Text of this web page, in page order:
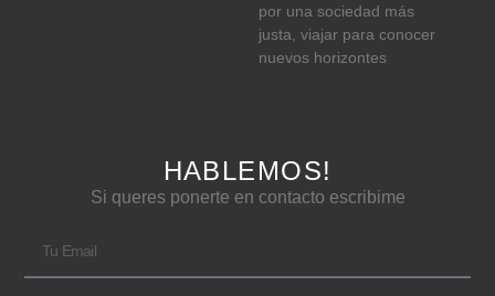
por una sociedad más
justa, viajar para conocer
nuevos horizontes
HABLEMOS!
Si queres ponerte en contacto escribime